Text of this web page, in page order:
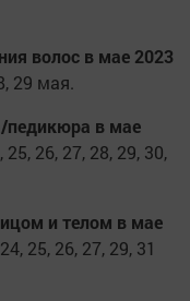
волос в мае 2023
29 мая.
педикюра в мае
25, 26, 27, 28, 29, 30,
и телом в мае
25, 26, 27, 29, 31